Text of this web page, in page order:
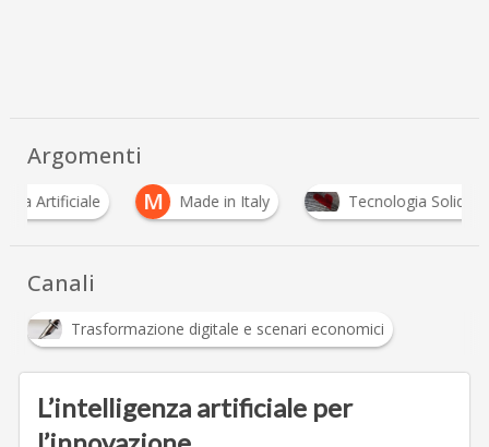
Argomenti
M Made in Italy Tecnologia Solidale
Canali
Trasformazione digitale e scenari economici
L’intelligenza artificiale per